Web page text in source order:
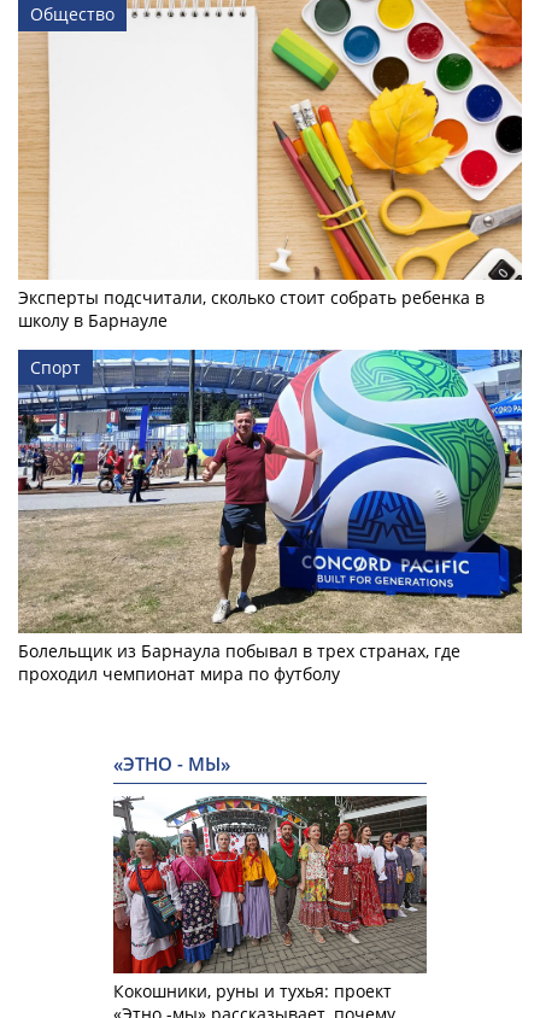
Общество
Эксперты подсчитали, сколько стоит собрать ребенка в
школу в Барнауле
Спорт
Болельщик из Барнаула побывал в трех странах, где
проходил чемпионат мира по футболу
«ЭТНО - МЫ»
Кокошники, руны и тухья: проект
«Этно -мы» рассказывает, почему